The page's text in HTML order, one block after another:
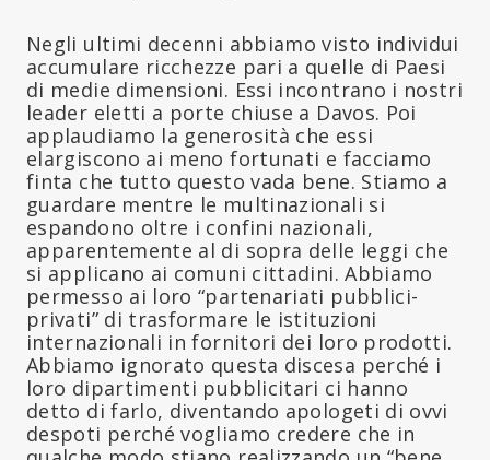
Negli ultimi decenni abbiamo visto individui
accumulare ricchezze pari a quelle di Paesi
di medie dimensioni. Essi incontrano i nostri
leader eletti a porte chiuse a Davos. Poi
applaudiamo la generosità che essi
elargiscono ai meno fortunati e facciamo
finta che tutto questo vada bene. Stiamo a
guardare mentre le multinazionali si
espandono oltre i confini nazionali,
apparentemente al di sopra delle leggi che
si applicano ai comuni cittadini. Abbiamo
permesso ai loro “partenariati pubblici-
privati” di trasformare le istituzioni
internazionali in fornitori dei loro prodotti.
Abbiamo ignorato questa discesa perché i
loro dipartimenti pubblicitari ci hanno
detto di farlo, diventando apologeti di ovvi
despoti perché vogliamo credere che in